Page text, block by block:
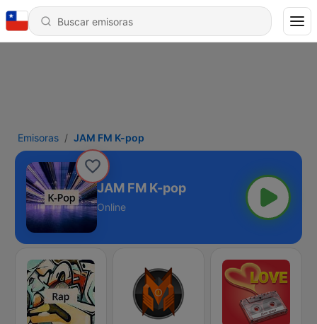
Emisoras JAM FM K-pop
JAM FM K-pop
Online